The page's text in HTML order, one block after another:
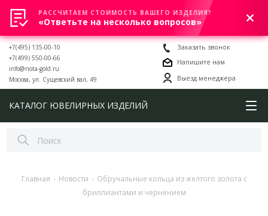
0
+7(495) 135-00-10
+7(499) 550-00-66
info@nota-gold.ru
Москва, ул. Сущевский вал, 49
Заказать звонок
Напишите нам
Выезд менеджера
КАТАЛОГ ЮВЕЛИРНЫХ ИЗДЕЛИЙ
Главная - Новости - Обручальные кольца из желтого золота с
бриллиантами и чернением
РАССЧИТАЕМ СТОИМОСТЬ ВАШЕГО ИЗДЕЛИЯ?
«Ответьте на несколько вопросов»